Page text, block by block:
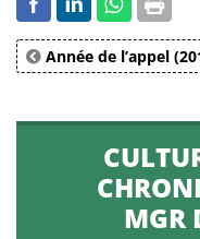
Année de l’appel
MGR